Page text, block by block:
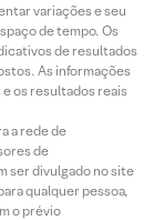
variações e seu
de tempo. Os
de resultados
As informações
os resultados reais
a rede de
de
ser divulgado no site
qualquer pessoa,
o prévio